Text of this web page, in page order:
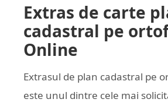
Extras de carte
cadastral pe
Online
Extrasul de plan cadastral pe
este unul dintre cele mai